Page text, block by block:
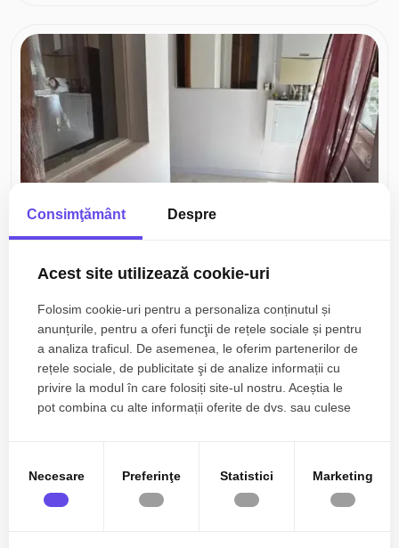
Trocadero
Constanta, Trocadero
Case de inchiriat in Constanta Viile Noi
Case de inchiriat in Constanta Trocadero
Consimţământ Despre
Acest site utilizează cookie-uri
Folosim cookie-uri pentru a personaliza conținutul și
anunțurile, pentru a oferi funcţii de rețele sociale și pentru
a analiza traficul. De asemenea, le oferim partenerilor de
rețele sociale, de publicitate şi de analize informații cu
privire la modul în care folosiți site-ul nostru. Aceștia le
pot combina cu alte informații oferite de dvs. sau culese
Necesare Preferinţe Statistici Marketing